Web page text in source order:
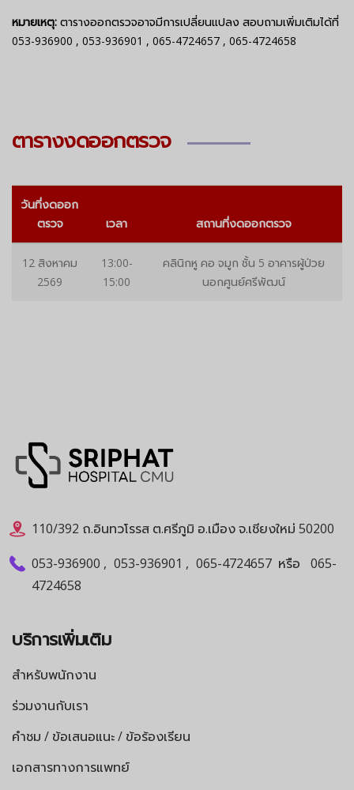
หมายเหตุ: ตารางออกตรวจอาจมีการเปลี่ยนแปลง สอบถามเพิ่มเติมได้ที่
053-936900 , 053-936901 , 065-4724657 , 065-4724658
ตารางงดออกตรวจ
วันที่งดออก
ตรวจ
เวลา สถานที่งดออกตรวจ
12 สิงหาคม
2569
13:00-
15:00
คลินิกหู คอ จมูก ชั้น 5 อาคารผู้ป่วย
นอกศูนย์ศรีพัฒน์
110/392 ถ.อินทวโรรส ต.ศรีภูมิ อ.เมือง จ.เชียงใหม่ 50200
053-936900 , 053-936901 , 065-4724657 หรือ
065-
4724658
บริการเพิ่มเติม
สำหรับพนักงาน
ร่วมงานกับเรา
คำชม / ข้อเสนอแนะ / ข้อร้องเรียน
เอกสารทางการแพทย์